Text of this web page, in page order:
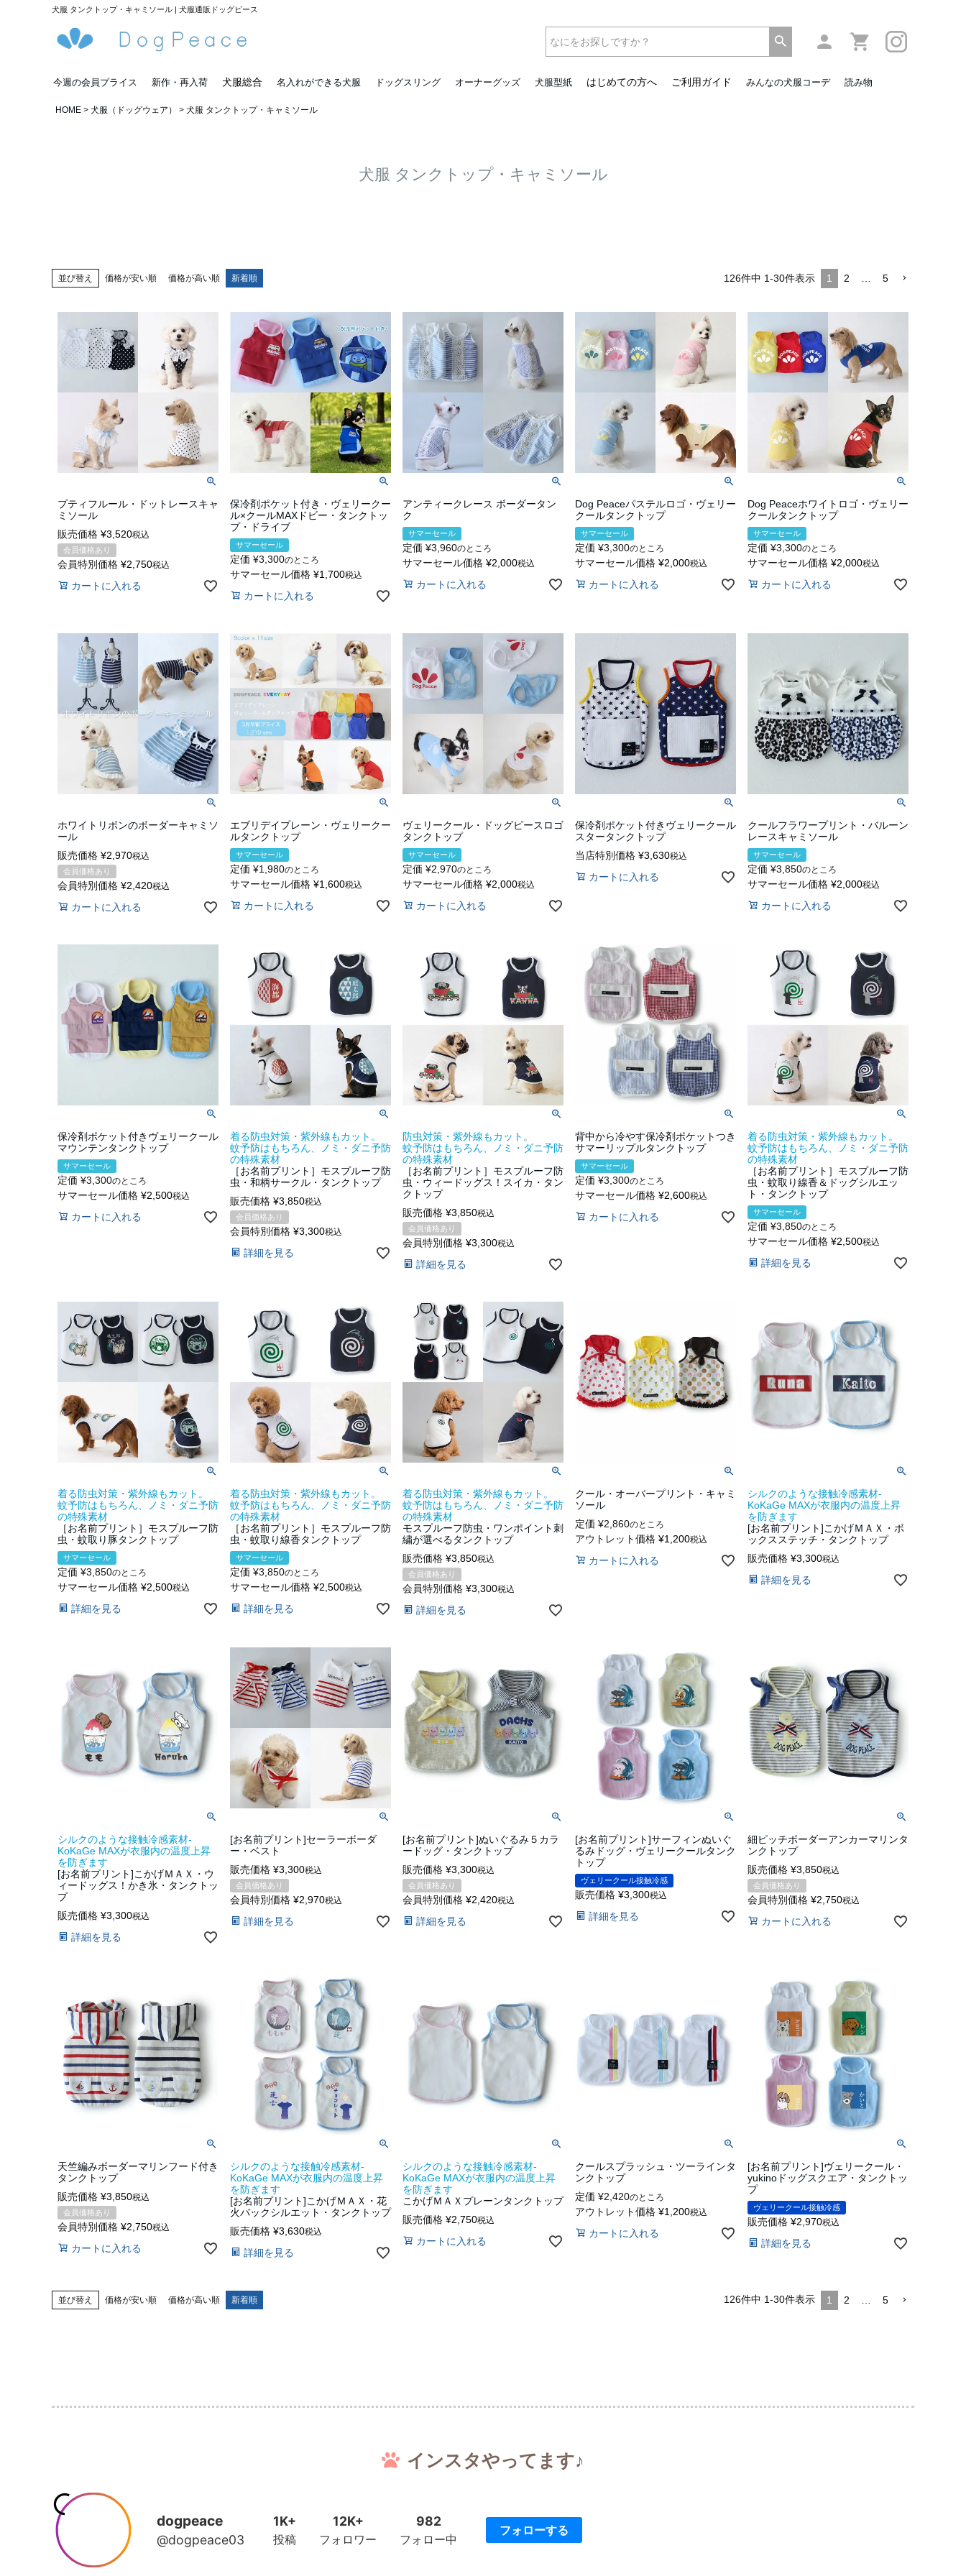
犬服 タンクトップ・キャミソール | 犬服通販ドッグピース
今週の会員プライス 新作・再入荷 犬服総合 名入れができる犬服 ドッグスリング オーナーグッズ 犬服型紙 はじめての方へ ご利用ガイド みんなの犬服コーデ 読み物
HOME 犬服（ドッグウェア） 犬服 タンクトップ・キャミソール
犬服 タンクトップ・キャミソール
並び替え 価格が安い順 価格が高い順 新着順 126件中 1-30件表示 1 2 5
プティフルール・ドットレースキャ
ミソール
販売価格 ¥3,520税込
会員価格あり
会員特別価格 ¥2,750税込
カートに入れる
保冷剤ポケット付き・ヴェリークー
ル×クールMAXドビー・タンクトッ
プ・ドライブ
サマーセール
定価 ¥3,300のところ
サマーセール価格 ¥1,700税込
カートに入れる
アンティークレース ボーダータン
ク
サマーセール
定価 ¥3,960のところ
サマーセール価格 ¥2,000税込
カートに入れる
Dog Peaceパステルロゴ・ヴェリー
クールタンクトップ
サマーセール
定価 ¥3,300のところ
サマーセール価格 ¥2,000税込
カートに入れる
Dog Peaceホワイトロゴ・ヴェリー
クールタンクトップ
サマーセール
定価 ¥3,300のところ
サマーセール価格 ¥2,000税込
カートに入れる
ホワイトリボンのボーダーキャミソ
ール
販売価格 ¥2,970税込
会員価格あり
会員特別価格 ¥2,420税込
カートに入れる
エブリデイプレーン・ヴェリークー
ルタンクトップ
サマーセール
定価 ¥1,980のところ
サマーセール価格 ¥1,600税込
カートに入れる
ヴェリークール・ドッグピースロゴ
タンクトップ
サマーセール
定価 ¥2,970のところ
サマーセール価格 ¥2,000税込
カートに入れる
保冷剤ポケット付きヴェリークール
スタータンクトップ
当店特別価格 ¥3,630税込
カートに入れる
クールフラワープリント・バルーン
レースキャミソール
サマーセール
定価 ¥3,850のところ
サマーセール価格 ¥2,000税込
カートに入れる
保冷剤ポケット付きヴェリークール
マウンテンタンクトップ
サマーセール
定価 ¥3,300のところ
サマーセール価格 ¥2,500税込
カートに入れる
着る防虫対策・紫外線もカット。
蚊予防はもちろん、ノミ・ダニ予防
の特殊素材
［お名前プリント］モスプルーフ防
虫・和柄サークル・タンクトップ
販売価格 ¥3,850税込
会員価格あり
会員特別価格 ¥3,300税込
詳細を見る
防虫対策・紫外線もカット。
蚊予防はもちろん、ノミ・ダニ予防
の特殊素材
［お名前プリント］モスプルーフ防
虫・ウィードッグス！スイカ・タン
クトップ
販売価格 ¥3,850税込
会員価格あり
会員特別価格 ¥3,300税込
詳細を見る
背中から冷やす保冷剤ポケットつき
サマーリップルタンクトップ
サマーセール
定価 ¥3,300のところ
サマーセール価格 ¥2,600税込
カートに入れる
着る防虫対策・紫外線もカット。
蚊予防はもちろん、ノミ・ダニ予防
の特殊素材
［お名前プリント］モスプルーフ防
虫・蚊取り線香＆ドッグシルエッ
ト・タンクトップ
サマーセール
定価 ¥3,850のところ
サマーセール価格 ¥2,500税込
詳細を見る
着る防虫対策・紫外線もカット。
蚊予防はもちろん、ノミ・ダニ予防
の特殊素材
［お名前プリント］モスプルーフ防
虫・蚊取り豚タンクトップ
サマーセール
定価 ¥3,850のところ
サマーセール価格 ¥2,500税込
詳細を見る
着る防虫対策・紫外線もカット。
蚊予防はもちろん、ノミ・ダニ予防
の特殊素材
［お名前プリント］モスプルーフ防
虫・蚊取り線香タンクトップ
サマーセール
定価 ¥3,850のところ
サマーセール価格 ¥2,500税込
詳細を見る
着る防虫対策・紫外線もカット。
蚊予防はもちろん、ノミ・ダニ予防
の特殊素材
モスプルーフ防虫・ワンポイント刺
繍が選べるタンクトップ
販売価格 ¥3,850税込
会員価格あり
会員特別価格 ¥3,300税込
詳細を見る
クール・オーバープリント・キャミ
ソール
定価 ¥2,860のところ
アウトレット価格 ¥1,200税込
カートに入れる
シルクのような接触冷感素材-
KoKaGe MAXが衣服内の温度上昇
を防ぎます
[お名前プリント]こかげＭＡＸ・ボ
ックスステッチ・タンクトップ
販売価格 ¥3,300税込
詳細を見る
シルクのような接触冷感素材-
KoKaGe MAXが衣服内の温度上昇
を防ぎます
[お名前プリント]こかげＭＡＸ・ウ
ィードッグス！かき氷・タンクトッ
プ
販売価格 ¥3,300税込
詳細を見る
[お名前プリント]セーラーボーダ
ー・ベスト
販売価格 ¥3,300税込
会員価格あり
会員特別価格 ¥2,970税込
詳細を見る
[お名前プリント]ぬいぐるみ５カラ
ードッグ・タンクトップ
販売価格 ¥3,300税込
会員価格あり
会員特別価格 ¥2,420税込
詳細を見る
[お名前プリント]サーフィンぬいぐ
るみドッグ・ヴェリークールタンク
トップ
ヴェリークール接触冷感
販売価格 ¥3,300税込
詳細を見る
細ピッチボーダーアンカーマリンタ
ンクトップ
販売価格 ¥3,850税込
会員価格あり
会員特別価格 ¥2,750税込
カートに入れる
天竺編みボーダーマリンフード付き
タンクトップ
販売価格 ¥3,850税込
会員価格あり
会員特別価格 ¥2,750税込
カートに入れる
シルクのような接触冷感素材-
KoKaGe MAXが衣服内の温度上昇
を防ぎます
[お名前プリント]こかげＭＡＸ・花
火バックシルエット・タンクトップ
販売価格 ¥3,630税込
詳細を見る
シルクのような接触冷感素材-
KoKaGe MAXが衣服内の温度上昇
を防ぎます
こかげＭＡＸプレーンタンクトップ
販売価格 ¥2,750税込
カートに入れる
クールスプラッシュ・ツーラインタ
ンクトップ
定価 ¥2,420のところ
アウトレット価格 ¥1,200税込
カートに入れる
[お名前プリント]ヴェリークール・
yukinoドッグスクエア・タンクトッ
プ
ヴェリークール接触冷感
販売価格 ¥2,970税込
詳細を見る
並び替え 価格が安い順 価格が高い順 新着順 126件中 1-30件表示 1 2 5
インスタやってます♪